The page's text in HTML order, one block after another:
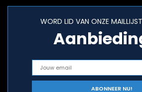
WORD LID VAN ONZE